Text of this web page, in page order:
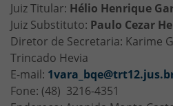
Juiz Titular: Hélio Henrique
Juiz Substituto: Paulo Cezar
Diretor de Secretaria: Karime
Trincado Hevia
E-mail:
Fone: (48) 3216-4351